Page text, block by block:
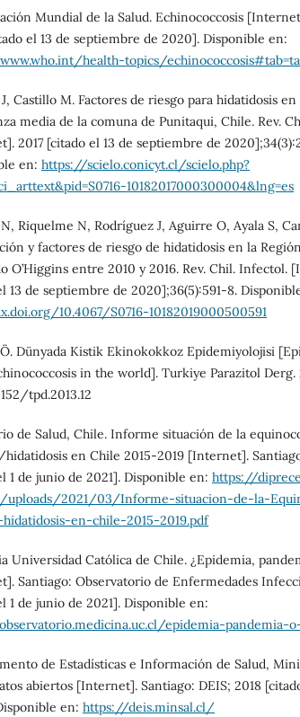
Mundial de la Salud. Echinococcosis
el 13 de septiembre de 2020]. Disponible en:
health-topics/
Castillo M. Factores de riesgo para hidatidosis
media de la comuna de Punitaqui, Chile. Rev.
2017 [citado el 13 de septiembre de
en: https://scielo.conicyt.cl/scielo.php?
10182017000300004&lng=es
Riquelme N, Rodríguez J, Aguirre O, Ayala S,
y factores de riesgo de hidatidosis en la
O’Higgins entre 2010 y 2016. Rev. Chil. Infectol.
13 de septiembre de 2020];36(5):591-8.
10.4067/S0716-10182019000500591
Dünyada Kistik Ekinokokkoz Epidemiyolojisi
in the world]. Turkiye Parazitol Derg.
tpd.2013.12
de Salud, Chile. Informe situación de la
en Chile 2015-2019 [Internet].
1 de junio de 2021]. Disponible en: https://
uploads/2021/03/Informe-situacion-de-la-
en-chile-2015-2019.pdf
Universidad Católica de Chile. ¿Epidemia,
Santiago: Observatorio de Enfermedades
1 de junio de 2021]. Disponible en:
epidemia-pandemia-
de Estadísticas e Información de Salud,
abiertos [Internet]. Santiago: DEIS; 2018
en: https://deis.minsal.cl/